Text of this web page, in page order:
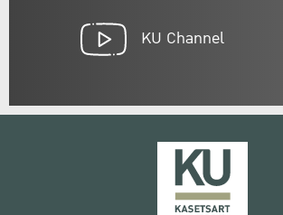
KU Channel